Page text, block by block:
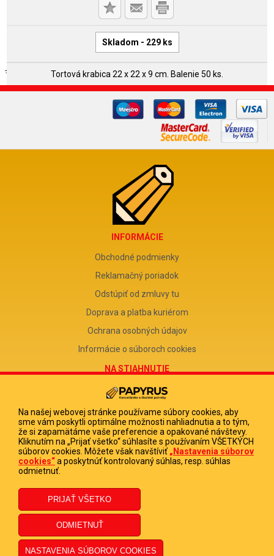
Skladom - 229 ks
Tortová krabica 22 x 22 x 9 cm. Balenie 50 ks.
INFORMÁCIE
Obchodné podmienky
Reklamačný poriadok
Odstúpiť od zmluvy tu
Doprava a platba kuriérom
Ochrana osobných údajov
Informácie o súboroch cookies
NA STIAHNUTIE
Reklamačný formulár
Odstúpenie od zmluvy
Poučenie o odstúpení od zmluvy
FIRMA
PAPYRUS POPRAD, s.r.o.
DIČ 2020513880
IČ DPH SK2020513880
Na našej webovej stránke používame súbory cookies, aby
sme vám poskytli optimálne možnosti nahliadnutia a to tým,
že si zapamätáme vaše preferencie a opakované návštevy.
Kliknutím na „Prijať všetko“ súhlasíte s používaním VŠETKÝCH
súborov cookies. Môžete však navštíviť „Nastavenia súborov
cookies“a poskytnúť kontrolovaný súhlas, resp. súhlas
odmietnuť.